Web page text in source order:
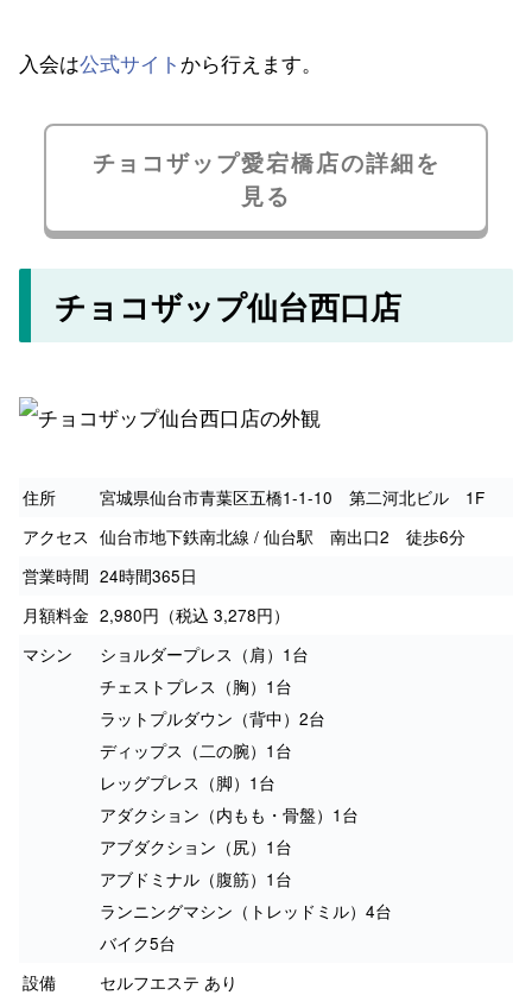
入会は公式サイト から行えます。
チョコザップ愛宕橋店の詳細を
見る
チョコザップ仙台西口店
住所
宮城県仙台市青葉区五橋1-1-10 第二河北ビル 1F
アクセス 仙台市地下鉄南北線 / 仙台駅 南出口2 徒歩6分
営業時間 24時間365日
月額料金 2,980円（税込 3,278円）
マシン
ショルダープレス（肩）1台
チェストプレス（胸）1台
ラットプルダウン（背中）2台
ディップス（二の腕）1台
レッグプレス（脚）1台
アダクション（内もも・骨盤）1台
アブダクション（尻）1台
アブドミナル（腹筋）1台
ランニングマシン（トレッドミル）4台
バイク5台
設備
セルフエステ あり